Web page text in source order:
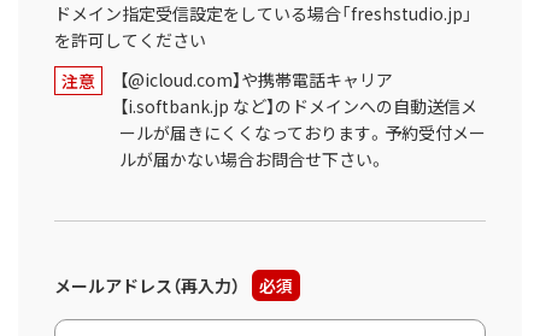
ドメイン指定受信設定をしている場合「freshstudio.jp」
を許可してください
注意
【@icloud.com】や携帯電話キャリア
【i.softbank.jp など】のドメインへの自動送信メ
ールが届きにくくなっております。予約受付メー
ルが届かない場合お問合せ下さい。
メールアドレス（再入力） 必須